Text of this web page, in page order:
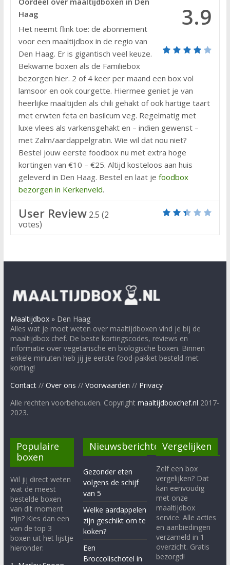
3.9
Haag
Het neemt flink toe: de abonnement
voor een maaltijdbox in de regio van
Den Haag. Er is gigantisch veel keuze.
Bekwame boxen als de Familiebox
bezorgen hier. 2 of 4 keer per maand een box vol
lamsoor en ook courgette. Hiermee geniet je van
heerlijke maaltijden als chili gehakt of ook hartige taart
met erwten feta en basilcum veg. Regelmatig met
luxe vlees als varkensgehakt en – indien gewenst –
met Zalm/aardappelgratin. Wie wil dat nou niet?
Bestel jouw eerste foodbox nu met extra hoge
kortingen van €10 – €25. Altijd kosteloos aan huis
geleverd in Den Haag. Bestel en laat je foodbox
bezorgen in Kerkenveld.
User Review 2.5 (2
votes)
Maaltijdbox» Den Haag
Alles wat je moet weten over maaltijdboxen vind je bij de
maaltijdbox chef. De beste kortingscodes, reviews en
informatie over vegetarische en biologische boxen. Binnen
enkele minuten heb jij je eerste food-pakket besteld met
korting!
Contact// Over ons // Voorwaarden // Privacy
Alle rechten voorbehouden. Copyright maaltijdboxchef.nl 2017-
2023.
Populaire
boxen
Wil jij direct weten
wat de meest
bestelde boxen
van dit moment
zijn? Kies dan een
van de top 3
boxen uit het lijstje
hieronder:
Nieuwsberichten
Gezonder eten
volgens de schijf
van 5
Welke aardappelen
zijn geschikt om te
koken?
Een
Broccolischotel in
Vergelijken
Zelf een box
vergelijken? Dat
kan eenvoudig
met onze
maaltijdbox
service. Alle acties
en aanbiedingen
verzameld in 1
overzicht. Gratis
bezorgd!